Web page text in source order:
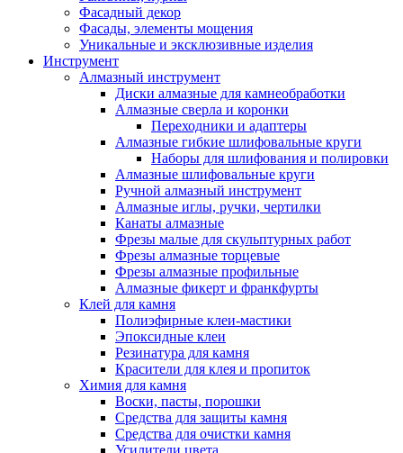
Фасадный декор
Фасады, элементы мощения
Уникальные и эксклюзивные изделия
Инструмент
Алмазный инструмент
Диски алмазные для камнеобработки
Алмазные сверла и коронки
Переходники и адаптеры
Алмазные гибкие шлифовальные круги
Наборы для шлифования и полировки
Алмазные шлифовальные круги
Ручной алмазный инструмент
Алмазные иглы, ручки, чертилки
Канаты алмазные
Фрезы малые для скульптурных работ
Фрезы алмазные торцевые
Фрезы алмазные профильные
Алмазные фикерт и франкфурты
Клей для камня
Полиэфирные клеи-мастики
Эпоксидные клеи
Резинатура для камня
Красители для клея и пропиток
Химия для камня
Воски, пасты, порошки
Средства для защиты камня
Средства для очистки камня
Усилители цвета